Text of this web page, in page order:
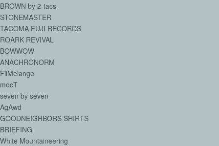
BROWN by 2-tacs
STONEMASTER
TACOMA FUJI RECORDS
ROARK REVIVAL
BOWWOW
ANACHRONORM
FilMelange
mocT
seven by seven
AgAwd
GOODNEIGHBORS SHIRTS
BRIEFING
White Mountaineering